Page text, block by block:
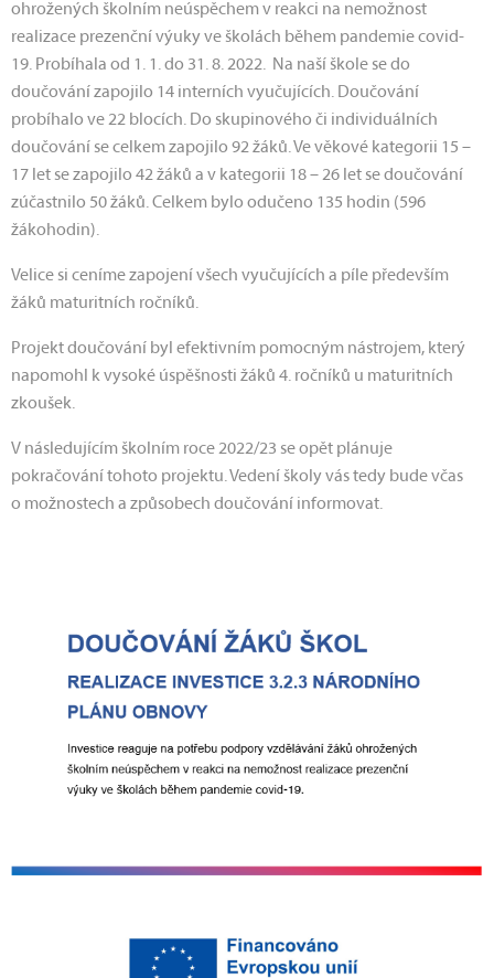
ohrožených školním neúspěchem v reakci na nemožnost
realizace prezenční výuky ve školách během pandemie covid-
19. Probíhala od 1. 1. do 31. 8. 2022. Na naší škole se do
doučování zapojilo 14 interních vyučujících. Doučování
probíhalo ve 22 blocích. Do skupinového či individuálních
doučování se celkem zapojilo 92 žáků. Ve věkové kategorii 15 –
17 let se zapojilo 42 žáků a v kategorii 18 – 26 let se doučování
zúčastnilo 50 žáků. Celkem bylo odučeno 135 hodin (596
žákohodin).
Velice si ceníme zapojení všech vyučujících a píle především
žáků maturitních ročníků.
Projekt doučování byl efektivním pomocným nástrojem, který
napomohl k vysoké úspěšnosti žáků 4. ročníků u maturitních
zkoušek.
V následujícím školním roce 2022/23 se opět plánuje
pokračování tohoto projektu. Vedení školy vás tedy bude včas
o možnostech a způsobech doučování informovat.